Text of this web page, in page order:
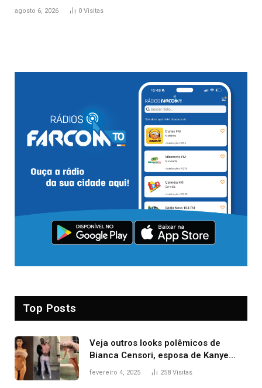
agosto 6, 2026 0 Visitas
Top Posts
Veja outros looks polêmicos de
Bianca Censori, esposa de Kanye
West que apareceu nua no Grammy
fevereiro 4, 2025 258 Visitas